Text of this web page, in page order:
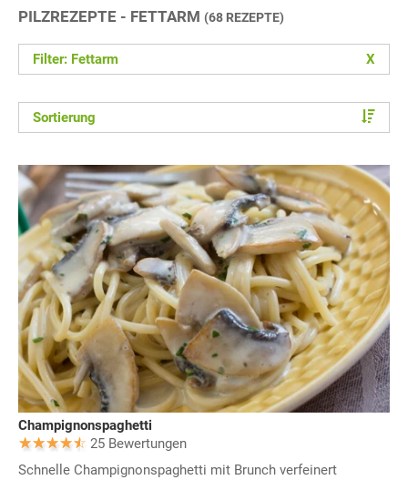
PILZREZEPTE - FETTARM (68 REZEPTE)
Filter: Fettarm X
Sortierung
Champignonspaghetti
25 Bewertungen
Schnelle Champignonspaghetti mit Brunch verfeinert